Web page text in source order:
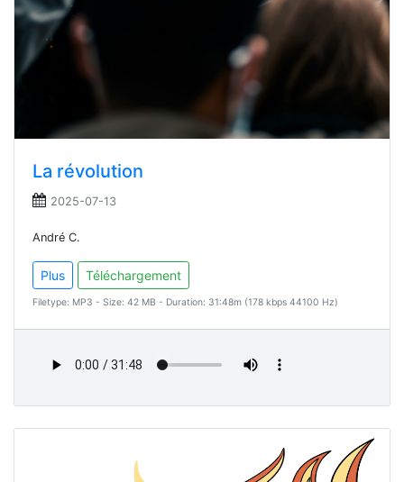
La révolution
2025-07-13
André C.
Plus Téléchargement
Filetype: MP3 - Size: 42 MB - Duration: 31:48m (178 kbps 44100 Hz)